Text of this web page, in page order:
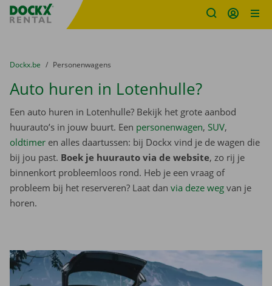
Fratello DEMO
U bevindt zich hier:
van
Dockx.be naar
Personenwagens
Auto huren in Lotenhulle?
Een auto huren in Lotenhulle? Bekijk het grote aanbod
huurauto’s in jouw buurt. Een personenwagen, SUV,
oldtimer en alles daartussen: bij Dockx vind je de wagen die
bij jou past. Boek je huurauto via de website, zo rij je
binnenkort probleemloos rond. Heb je een vraag of
probleem bij het reserveren? Laat dan via deze weg van je
horen.